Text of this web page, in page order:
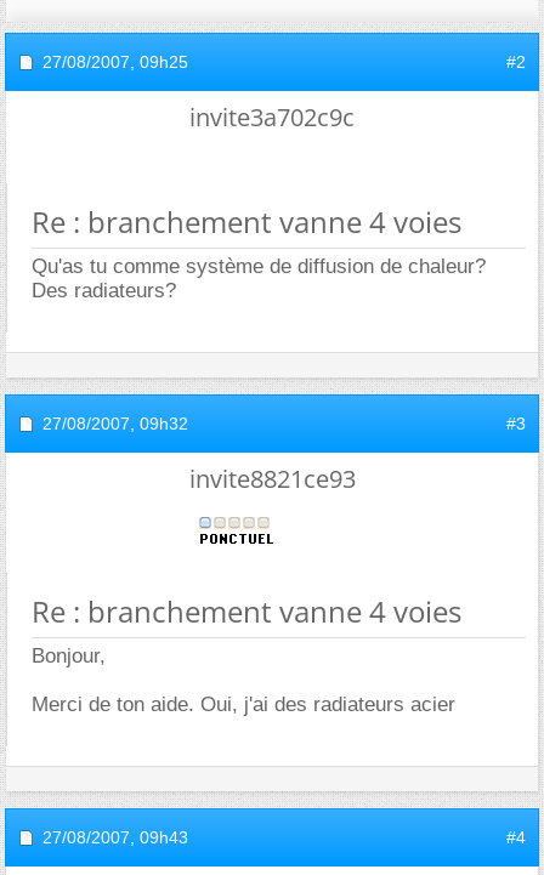
27/08/2007, 09h25 #2
invite3a702c9c
Re : branchement vanne 4 voies
Qu'as tu comme système de diffusion de chaleur?
Des radiateurs?
27/08/2007, 09h32 #3
invite8821ce93
Re : branchement vanne 4 voies
Bonjour,
Merci de ton aide. Oui, j'ai des radiateurs acier
27/08/2007, 09h43 #4